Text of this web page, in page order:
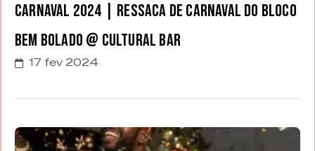
Carnaval 2024 | Ressaca de Carnaval do Bloco
Bem Bolado @ Cultural Bar
17 fev 2024